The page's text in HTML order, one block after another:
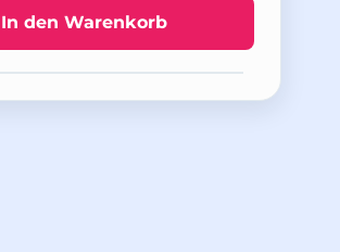
In den Warenkorb